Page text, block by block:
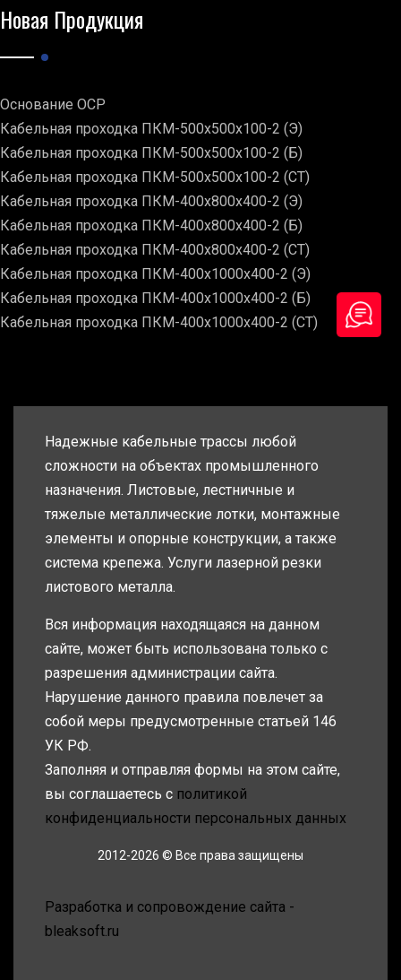
Новая Продукция
Основание ОСР
Кабельная проходка ПКМ-500х500х100-2 (Э)
Кабельная проходка ПКМ-500х500х100-2 (Б)
Кабельная проходка ПКМ-500х500х100-2 (СТ)
Кабельная проходка ПКМ-400х800х400-2 (Э)
Кабельная проходка ПКМ-400х800х400-2 (Б)
Кабельная проходка ПКМ-400х800х400-2 (СТ)
Кабельная проходка ПКМ-400х1000х400-2 (Э)
Кабельная проходка ПКМ-400х1000х400-2 (Б)
Кабельная проходка ПКМ-400х1000х400-2 (СТ)
Надежные кабельные трассы любой
сложности на объектах промышленного
назначения. Листовые, лестничные и
тяжелые металлические лотки, монтажные
элементы и опорные конструкции, а также
система крепежа. Услуги лазерной резки
листового металла.
Вся информация находящаяся на данном
сайте, может быть использована только с
разрешения администрации сайта.
Нарушение данного правила повлечет за
собой меры предусмотренные статьей 146
УК РФ.
Заполняя и отправляя формы на этом сайте,
вы соглашаетесь с политикой
конфиденциальности персональных данных
2012-2026 © Все права защищены
Разработка и сопровождение сайта -
bleaksoft.ru